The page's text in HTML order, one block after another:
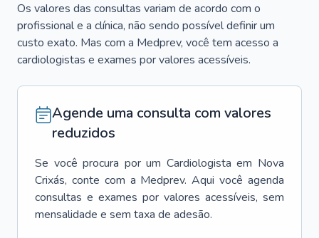
Os valores das consultas variam de acordo com o
profissional e a clínica, não sendo possível definir um
custo exato. Mas com a Medprev, você tem acesso a
cardiologistas e exames por valores acessíveis.
Agende uma consulta com valores
reduzidos
Se você procura por um Cardiologista em Nova
Crixás, conte com a Medprev. Aqui você agenda
consultas e exames por valores acessíveis, sem
mensalidade e sem taxa de adesão.